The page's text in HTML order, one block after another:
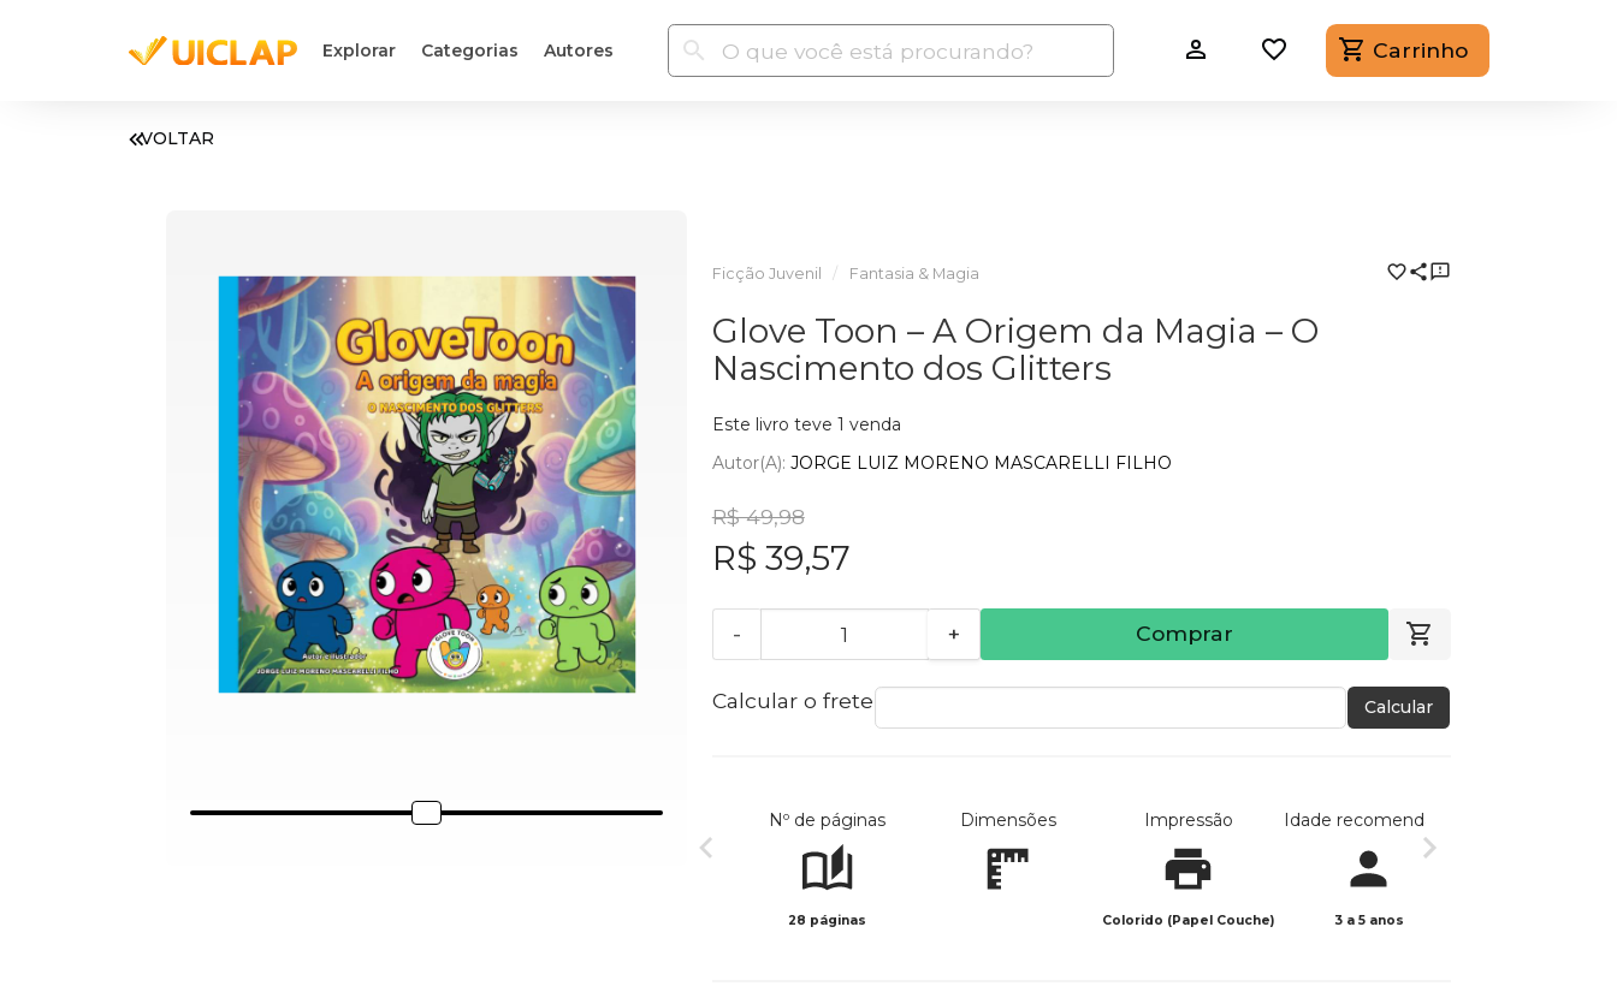
Explorar Categorias Autores Carrinho
VOLTAR
Ficção Juvenil Fantasia & Magia
Glove Toon – A Origem da Magia – O
Nascimento dos Glitters
Este livro teve 1 venda
Autor(a): JORGE LUIZ MORENO MASCARELLI FILHO
R$ 49,98
R$ 39,57
- + Comprar
Calcular o frete Calcular
Nº de páginas
28 páginas
Dimensões Impressão
Colorido (Papel Couche)
Idade recomendada
3 a 5 anos